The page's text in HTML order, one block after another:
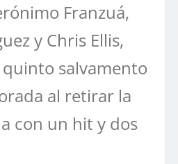
Franzuá,
y Chris Ellis,
salvamento
al retirar la
con un hit y dos